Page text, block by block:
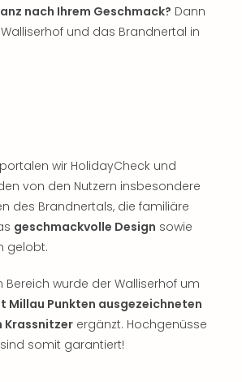
nach Ihrem Geschmack? Dann
und das Brandnertal in
wir HolidayCheck und
von den Nutzern insbesondere
des Brandnertals, die familiäre
geschmackvolle Design sowie
gelobt.
Bereich wurde der Walliserhof um
Millau Punkten ausgezeichneten
Krassnitzer ergänzt. Hochgenüsse
somit garantiert!